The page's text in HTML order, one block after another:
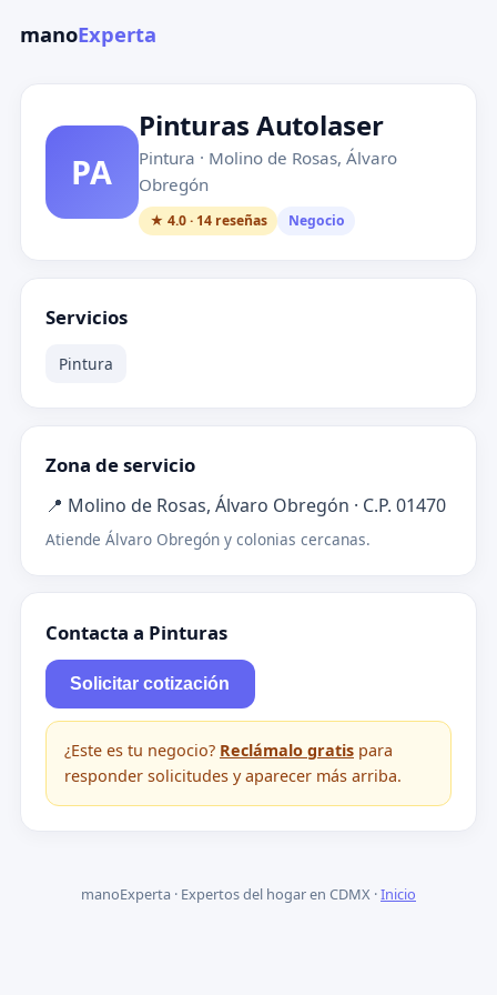
manoExperta
PA
Pinturas Autolaser
Pintura · Molino de Rosas, Álvaro
Obregón
★ 4.0 · 14 reseñas Negocio
Servicios
Pintura
Zona de servicio
📍 Molino de Rosas, Álvaro Obregón · C.P. 01470
Atiende Álvaro Obregón y colonias cercanas.
Contacta a Pinturas
Solicitar cotización
¿Este es tu negocio? Reclámalo gratispara
responder solicitudes y aparecer más arriba.
manoExperta · Expertos del hogar en CDMX ·Inicio